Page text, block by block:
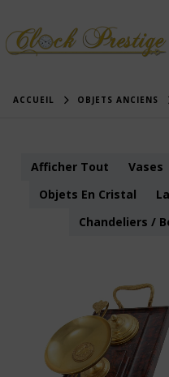
ACCUEIL OBJETS ANCIENS
Afficher Tout Vases
Objets En Cristal
Chandeliers /